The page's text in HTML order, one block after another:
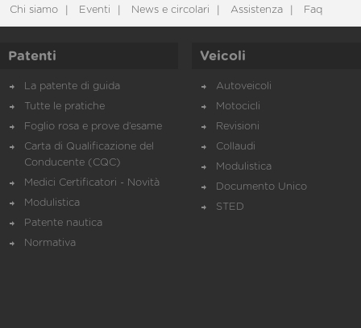
Chi siamo Eventi News e circolari Assistenza Faq
Patenti
La patente di guida
Tutte le pratiche
Foglio rosa e prove d’esame
Carta di Qualificazione del
Conducente (CQC)
Medici Certificatori - Novità
Modulistica
Patente nautica
Normativa
Veicoli
Autoveicoli
Motocicli
Revisioni
Collaudi
Modulistica
Documento Unico
STED